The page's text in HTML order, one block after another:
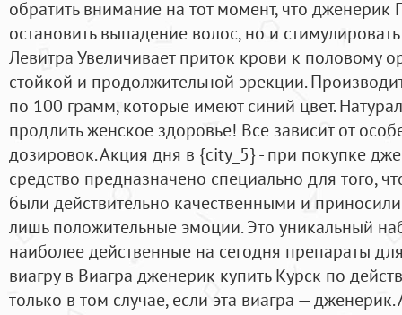
обратить внимание на тот момент, что
остановить выпадение волос, но и
Левитра Увеличивает приток крови к половому
стойкой и продолжительной эрекции.
по 100 грамм, которые имеют синий цвет.
продлить женское здоровье! Все зависит от
дозировок. Акция дня в {city_5} - при покупке
средство предназначено специально для того,
были действительно качественными и
лишь положительные эмоции. Это уникальный
наиболее действенные на сегодня препараты
виагру в Виагра дженерик купить Курск по
только в том случае, если эта виагра —